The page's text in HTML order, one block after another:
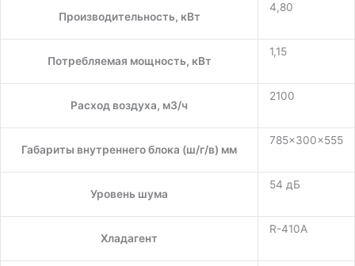
Производительность, кВт
4,80
Потребляемая мощность, кВт
1,15
Расход воздуха, м3/ч
2100
Габариты внутреннего блока (ш/г/в) мм
785×300×555
Уровень шума
54 дБ
Хладагент
R-410A